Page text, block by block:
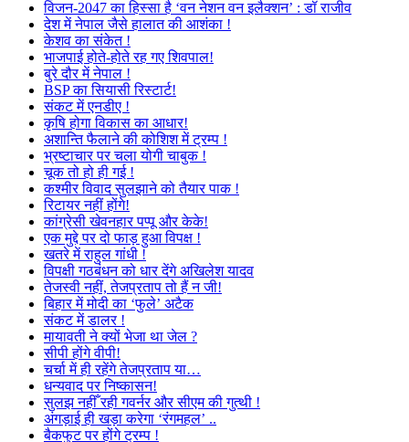
विजन-2047 का हिस्सा है ‘वन नेशन वन इलैक्शन’ : डॉ राजीव
देश में नेपाल जैसे हालात की आशंका !
केशव का संकेत !
भाजपाई होते-होते रह गए शिवपाल!
बुरे दौर में नेपाल !
BSP का सियासी रिस्टार्ट!
संकट में एनडीए !
कृषि होगा विकास का आधार!
अशान्ति फैलाने की कोशिश में ट्रम्प !
भ्रष्टाचार पर चला योगी चाबुक !
चूक तो हो ही गई !
कश्मीर विवाद सुलझाने को तैयार पाक !
रिटायर नहीं होंगे!
कांग्रेसी खेवनहार पप्पू और केके!
एक मुद्दे पर दो फाड़ हुआ विपक्ष !
खतरे में राहुल गांधी !
विपक्षी गठबंधन को धार देंगे अखिलेश यादव
तेजस्वी नहीं, तेजप्रताप तो हैं न जी!
बिहार में मोदी का ‘फुले’ अटैक
संकट में डालर !
मायावती ने क्यों भेजा था जेल ?
सीपी होंगे वीपी!
चर्चा में ही रहेंगे तेजप्रताप या…
धन्यवाद पर निष्कासन!
सुलझ नहीँ रही गवर्नर और सीएम की गुत्थी !
अंगड़ाई ही खड़ा करेगा ‘रंगमहल’ ..
बैकफुट पर होंगे ट्रम्प !